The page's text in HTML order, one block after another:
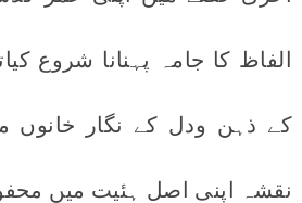
الفاظ کا جامہ پہنانا شروع
کے ذہن ودل کے نگار خانوں
نقشہ اپنی اصل ہئیت میں